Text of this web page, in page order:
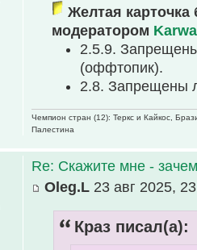
Желтая карточка
модератором
2.5.9.
(оффтопик).
2.8. Запрещены
Чемпион стран (12): Теркс и Кайкос,
Палестина
Re: Скажите мне -
Oleg.L 23 авг 2025,
Краз писал(а):